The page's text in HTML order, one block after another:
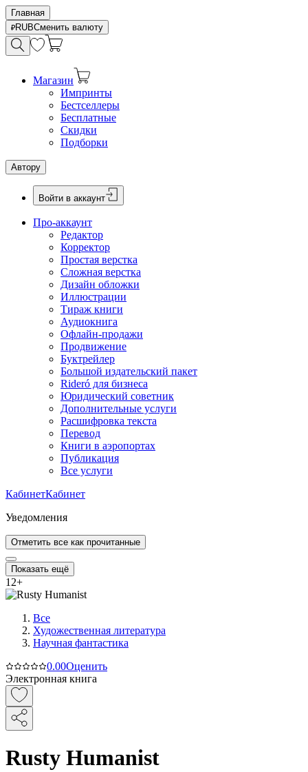
Главная
RUBСменить валюту
Магазин
Импринты
Бестселлеры
Бесплатные
Скидки
Подборки
Автору
Войти в аккаунт
Про-аккаунт
Редактор
Корректор
Простая верстка
Сложная верстка
Дизайн обложки
Иллюстрации
Тираж книги
Аудиокнига
Офлайн-продажи
Продвижение
Буктрейлер
Большой издательский пакет
Rideró для бизнеса
Юридический советник
Дополнительные услуги
Расшифровка текста
Перевод
Книги в аэропортах
Публикация
Все услуги
КабинетКабинет
Уведомления
Отметить все как прочитанные
Показать ещё
12+
Все
Художественная литература
Научная фантастика
0.00Оценить
Электронная книга
Rusty Humanist